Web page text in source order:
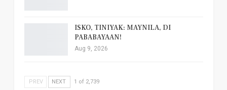
ISKO, TINIYAK: MAYNILA, DI
PABABAYAAN!
Aug 9, 2026
PREV NEXT 1 of 2,739